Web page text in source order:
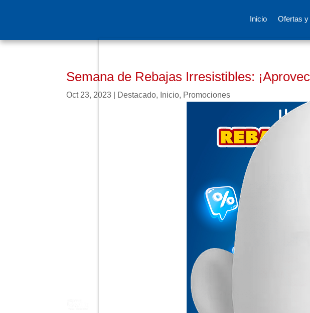
Inicio Ofertas
Semana de Rebajas Irresistibles:
Oct 23, 2023 Destacado, Inicio, Promociones